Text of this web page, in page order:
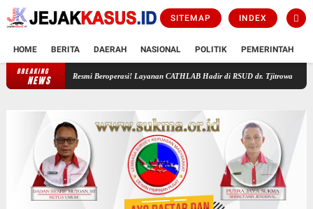
SITEMAP INDEX
HOME BERITA DAERAH NASIONAL POLITIK PEMERINTAH
BREAKING
NEWS
Resmi Beroperasi! Layanan CATHLAB Hadir di RSUD dr. Tjitrowardojo Purworejo